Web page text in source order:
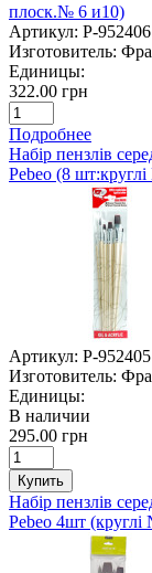
плоск.№ 6 и10)
Артикул: P-952406
Изготовитель:
Единицы:
322.00 грн
Подробнее
Набір пензлів
Pebeo (8
Артикул: P-952405
Изготовитель:
Единицы:
В наличии
295.00 грн
Купить
Набір пензлів
Pebeo 4шт